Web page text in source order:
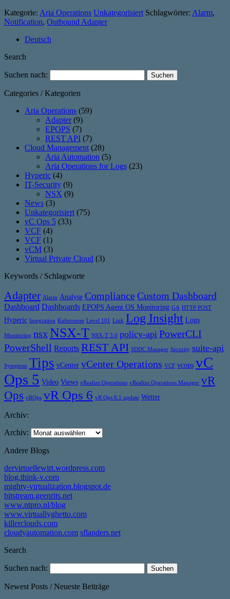
Kategorie: Aria Operations Unkategorisiert Schlagwörter: Alarm,
Notification, Outbound Adapter
Deutsch
Search
Suchen nach:
Categories / Kategorien
Aria Operations (59)
Adapter (9)
EPOPS (7)
REST API (7)
Cloud Management (28)
Aria Automation (5)
Aria Operations for Logs (23)
Hyperic (4)
IT-Security (9)
NSX (9)
News (3)
Unkategorisiert (75)
vC Ops 5 (33)
VCF (4)
VCF (1)
vCM (3)
Virtual Private Cloud (3)
Keywords / Schlagworte
Adapter Alarm Analyse Compliance Custom Dashboard
Dashboard Dashboards EPOPS Agent OS Monitoring GA HTTP POST
Hyperic Integration Kubernetes Level 101 Link Log Insight Logs
Monitoring nsx NSX-T NSX-T 3.0 policy-api PowerCLI
PowerShell Reports REST API SDDC Manager Security suite-api
Symptom Tips vCenter vCenter Operations VCF vcops vC
Ops 5 Video Views vRealize Operations vRealize Operations Manager vR
Ops vROps vR Ops 6 vR Ops 6.1 update Wetter
Archiv:
Archiv:
Andere Blogs
dervirtuellewirt.wordpress.com
blog.think-v.com
mighty-virtualization.blogspot.de
bitstream.geenrits.net
www.ntpro.nl/blog
www.virtuallyghetto.com
killerclouds.com
cloudyautomation.com sflanders.net
Search
Suchen nach:
Newest Posts / Neueste Beiträge